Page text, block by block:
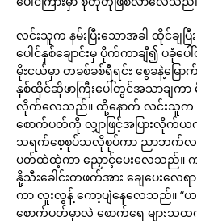
လင်းသူက နမ်းပြီးသောအခါ ထိုင်ချပ
ပေါင်နှစ်ချောင်းမှ ပိုက်ကာချီ၍ ပ
မိုးငယ်မှာ တခစ်ခစ်ရီရင်း စွေခနဲ့မြေ
နှစ်ထိုင်ဆိုဖာကြီးပေါ်တွင်အသာချကာ မို
လိုက်လေသည်။ ထို့နောက် လင်းသူက စို
စောက်ပတ်ကို လျှာဖြင့်အပြားလိုက်
သရက်စေ့စုပ်သလိုစုပ်ကာ ညာဘက်လ
ပတ်ထဲထဲ့ကာ ညှောင့်ပေးလေသည်။
နို့သီးခေါင်းတဖက်အား ချေပေးလေရ
ကာ လူးလွန့် ကော့ပျံနေလေသည်။ “ဟင်း
စောက်ပတ်မှာလဲ စောက်ရေ များသ